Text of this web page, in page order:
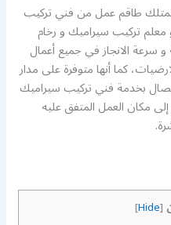
طاقم عمل من فني تركيب
تركيب سيراميك و رخام
و سرعة الانجاز في جميع أعمال
كما أنها متوفرة على مدار
بخدمة فني تركيب سيراميك
مكان العمل المتفق عليه
[
Hide
]